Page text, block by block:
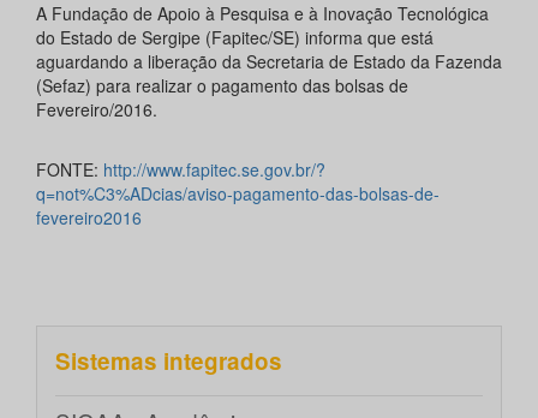
A Fundação de Apoio à Pesquisa e à Inovação Tecnológica
do Estado de Sergipe (Fapitec/SE) informa que está
aguardando a liberação da Secretaria de Estado da Fazenda
(Sefaz) para realizar o pagamento das bolsas de
Fevereiro/2016.
FONTE: http://www.fapitec.se.gov.br/?
q=not%C3%ADcias/aviso-pagamento-das-bolsas-de-
fevereiro2016
Sistemas integrados